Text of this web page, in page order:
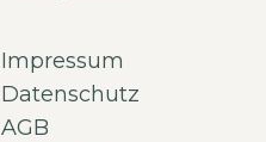
Impressum
Datenschutz
AGB